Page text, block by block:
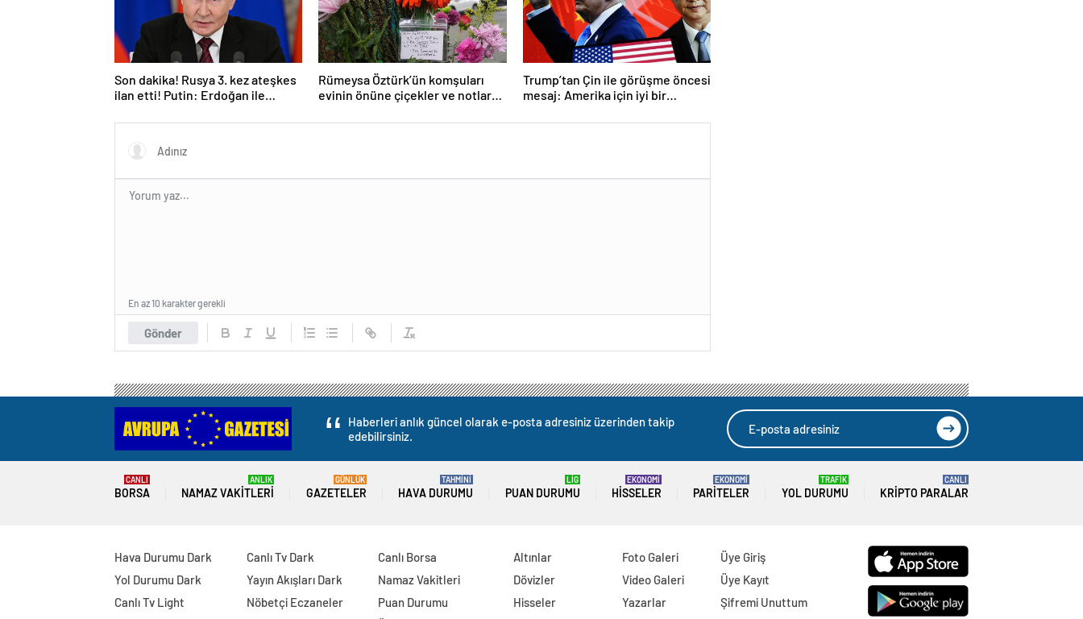
Son dakika! Rusya 3. kez ateşkes
ilan etti! Putin: Erdoğan ile
Rümeysa Öztürk’ün komşuları
evinin önüne çiçekler ve notlar
Trump’tan Çin ile görüşme öncesi
mesaj: Amerika için iyi bir
Gönder
En az 10 karakter gerekli
Haberleri anlık güncel olarak e-posta adresiniz üzerinden takip
edebilirsiniz.
BORSA
CANLI
NAMAZ VAKITLERI
ANLIK
GAZETELER
GÜNLÜK
HAVA DURUMU
TAHMİNİ
PUAN DURUMU
LİG
HISSELER
EKONOMİ
PARITELER
EKONOMİ
YOL DURUMU
TRAFİK
KRIPTO PARALAR
CANLI
Hava Durumu Dark
Yol Durumu Dark
Canlı Tv Light
Canlı Tv Dark
Yayın Akışları Dark
Nöbetçi Eczaneler
Canlı Borsa
Namaz Vakitleri
Puan Durumu
Altınlar
Dövizler
Hisseler
Foto Galeri
Video Galeri
Yazarlar
Üye Giriş
Üye Kayıt
Şifremi Unuttum